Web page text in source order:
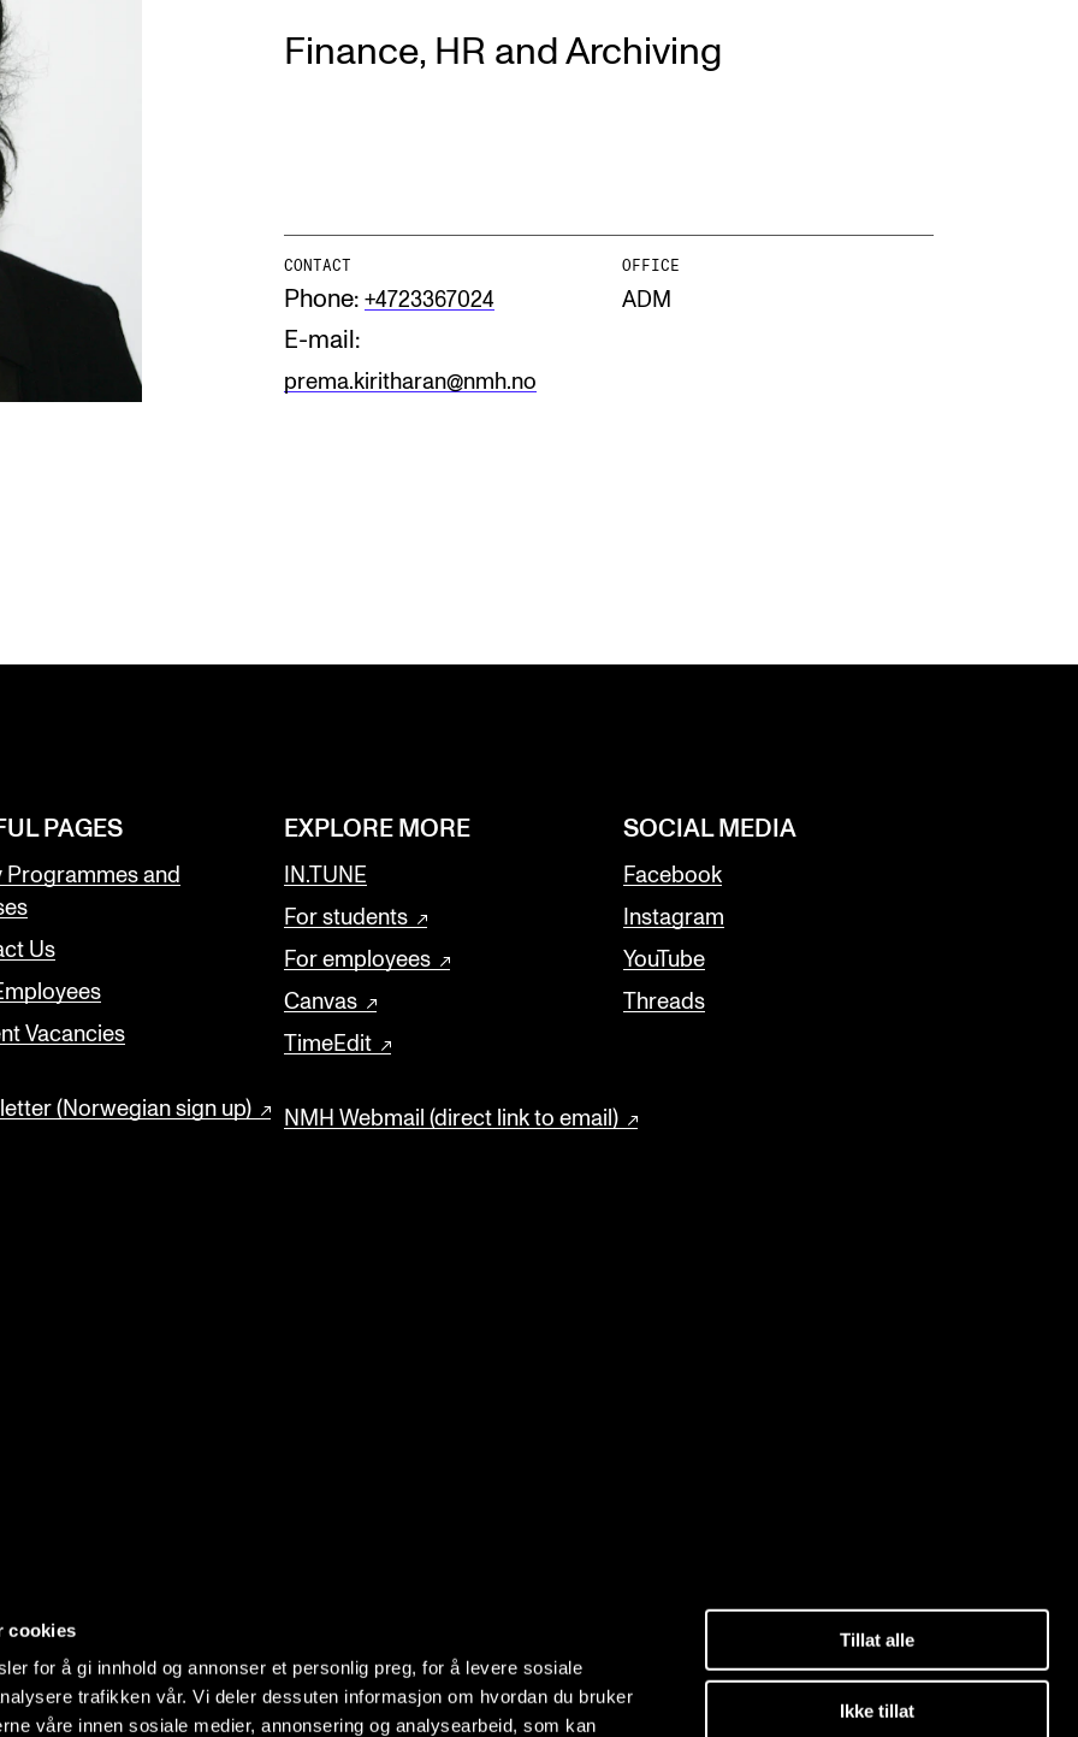
cookies
for å gi innhold og annonser et personlig preg, for å levere sosiale
trafikken vår. Vi deler dessuten informasjon om hvordan du bruker
våre innen sosiale medier, annonsering og analysearbeid, som kan
Tillat alle
Ikke tillat
For Students and Employees
The Student Committee (SUT)
(student.nmh.no)
Current Vacancies
Finance, HR and Archiving
CONTACT
Phone: +4723367024
E-mail:
prema.kiritharan@nmh.no
OFFICE
ADM
PAGES
Programmes and
Us
Vacancies
(Norwegian sign up)
EXPLORE MORE
IN.TUNE
For students
For employees
Canvas
TimeEdit
NMH Webmail (direct link to email)
SOCIAL MEDIA
Facebook
Instagram
YouTube
Threads